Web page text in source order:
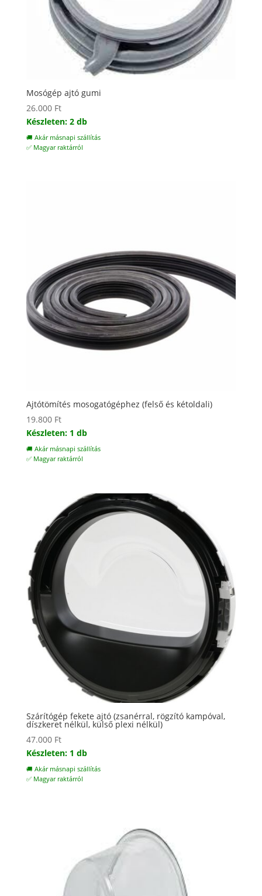
Mosógép ajtó gumi
26.000 Ft
Készleten: 2 db
🚚 Akár másnapi szállítás
✅ Magyar raktárról
Ajtótömítés mosogatógéphez (felső és kétoldali)
19.800 Ft
Készleten: 1 db
🚚 Akár másnapi szállítás
✅ Magyar raktárról
Szárítógép fekete ajtó (zsanérral, rögzító kampóval,
díszkeret nélkül, külső plexi nélkül)
47.000 Ft
Készleten: 1 db
🚚 Akár másnapi szállítás
✅ Magyar raktárról